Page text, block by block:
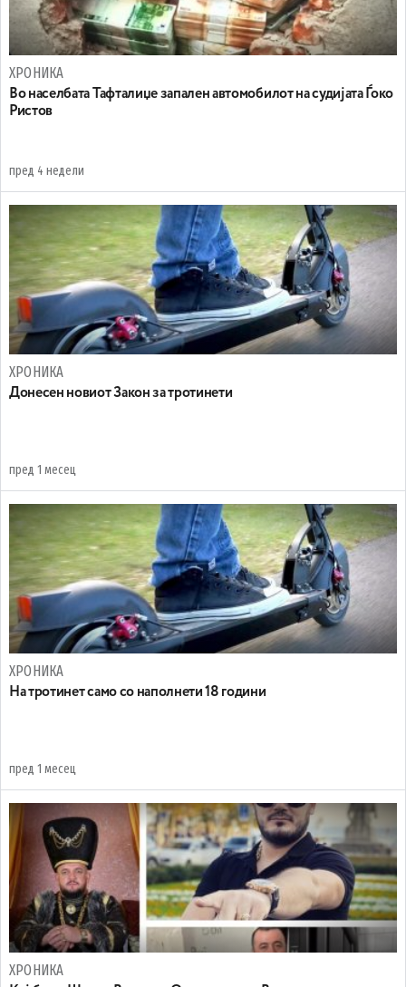
ХРОНИКА
Во населбата Тафталиџе запален автомобилот на судијата Ѓоко
Ристов
пред 4 недели
ХРОНИКА
Донесен новиот Закон за тротинети
пред 1 месец
ХРОНИКА
На тротинет само со наполнети 18 години
пред 1 месец
ХРОНИКА